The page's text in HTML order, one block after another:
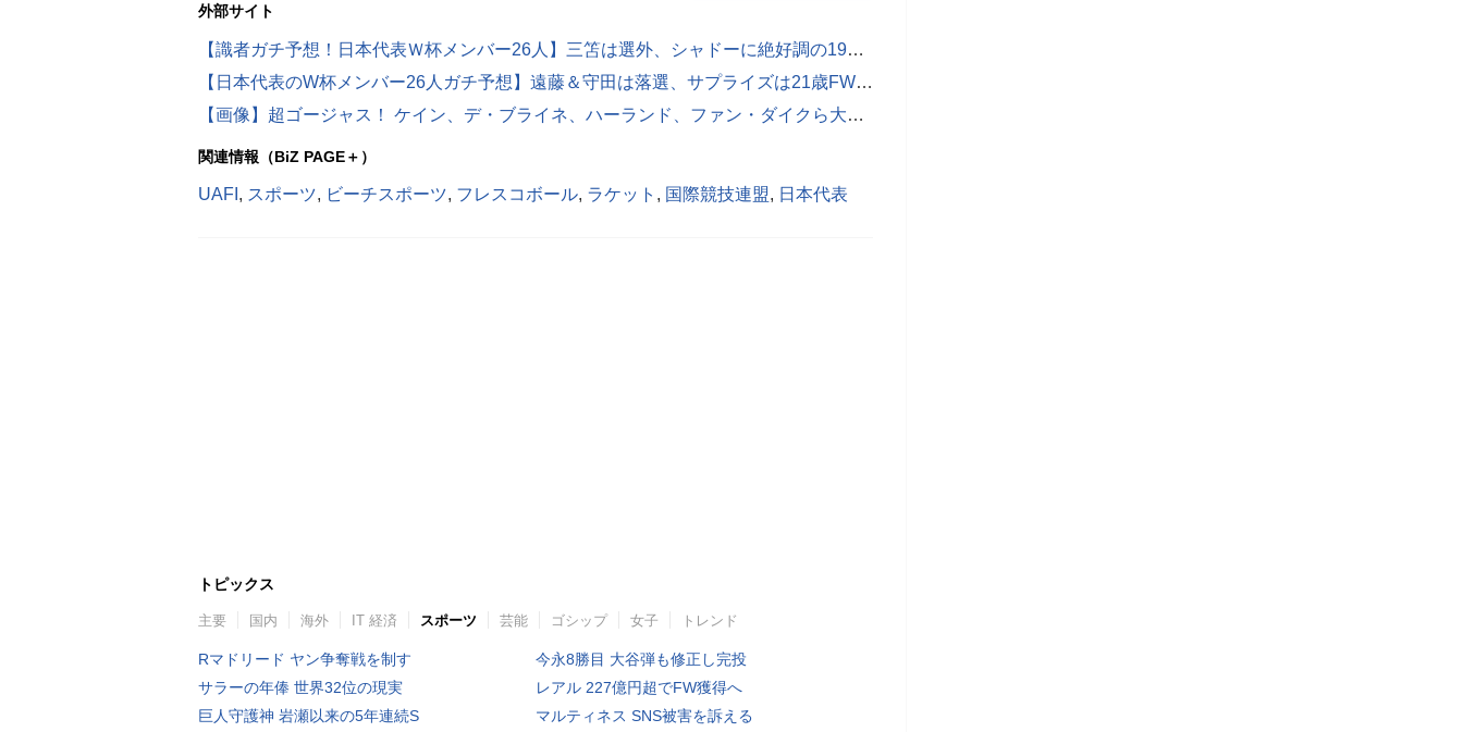
外部サイト
【識者ガチ予想！日本代表Ｗ杯メンバー26人】三笘は選外、シャドーに絶好調の19歳をチョイス。板倉、冨安は限定的な出場になるだろう
【日本代表のW杯メンバー26人ガチ予想】遠藤＆守田は落選、サプライズは21歳FWか！長友、冨安は招集される？負傷した三笘が間に合わない場合の代役は…
【画像】超ゴージャス！ ケイン、デ・ブライネ、ハーランド、ファン・ダイクら大物45人の“美しすぎる妻＆恋人たち”を厳選紹介！
関連情報（BiZ PAGE＋）
UAFI , スポーツ, ビーチスポーツ, フレスコボール, ラケット , 国際競技連盟, 日本代表
トピックス
主要 国内 海外 IT 経済 スポーツ 芸能 ゴシップ 女子 トレンド
Rマドリード ヤン争奪戦を制す
サラーの年俸 世界32位の現実
巨人守護神 岩瀬以来の5年連続S
今永8勝目 大谷弾も修正し完投
レアル 227億円超でFW獲得へ
マルティネス SNS被害を訴える